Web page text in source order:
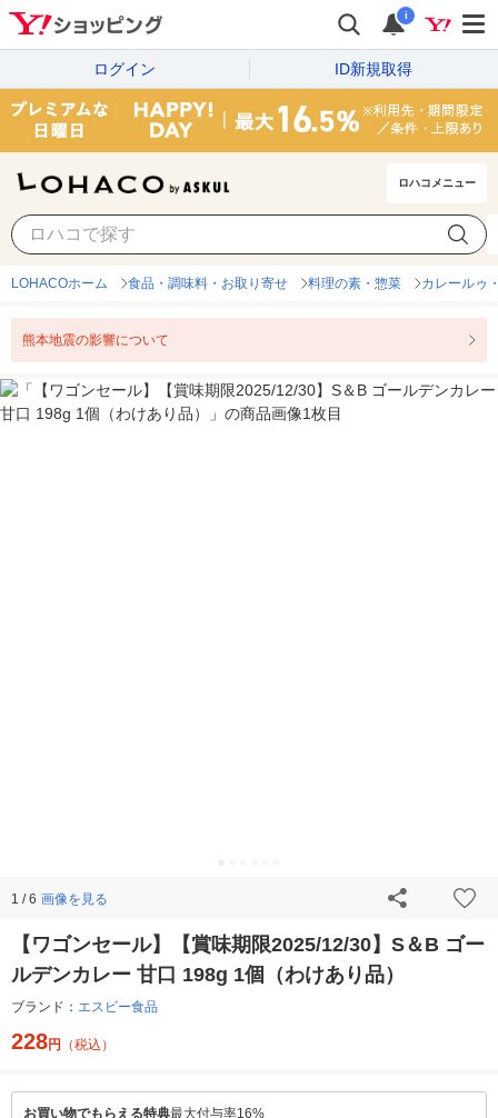
i
ログイン ID新規取得
ロハコメニュー
LOHACOホーム 食品・調味料・お取り寄せ 料理の素・惣菜 カレールゥ
熊本地震の影響について
1 / 6 画像を見る
【ワゴンセール】【賞味期限2025/12/30】S＆B ゴー
ルデンカレー 甘口 198g 1個（わけあり品）
ブランド： エスビー食品
228円 （税込）
お買い物でもらえる特典最大付与率16%